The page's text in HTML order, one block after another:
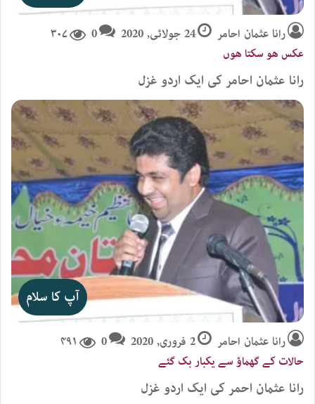
رانا عثمان احامر 24 جولائی, 2020 0 ۳۰۷
عکس ھو سکتا ھوں
رانا عثمان احامر کی ایک اردو غزل
آپ کا سلام
رانا عثمان احامر 2 فروری, 2020 0 ۴۹۱
حالات کے گھماؤ سے یکبار بک گئے
رانا عثمان احمر کی ایک اردو غزل